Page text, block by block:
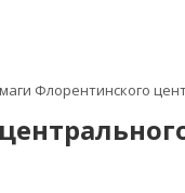
Флорентинского